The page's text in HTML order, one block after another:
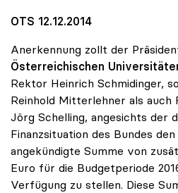
OTS 12.12.2014
Anerkennung zollt der
Österreichischen
Rektor Heinrich Schmidinger,
Reinhold Mitterlehner als auch
Jörg Schelling, angesichts der
Finanzsituation des Bundes
angekündigte Summe von
Euro für die Budgetperiode
Verfügung zu stellen. Diese